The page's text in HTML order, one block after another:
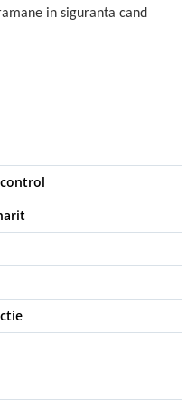
in siguranta cand